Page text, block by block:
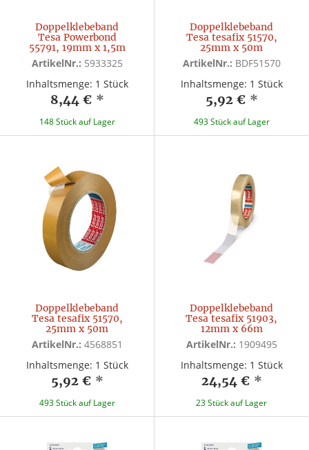
Doppelklebeband
Tesa Powerbond
55791, 19mm x 1,5m
ArtikelNr.: 5933325
Inhaltsmenge: 1 Stück
8,44 € *
148 Stück auf Lager
Doppelklebeband
Tesa tesafix 51570,
25mm x 50m
ArtikelNr.: BDF51570
Inhaltsmenge: 1 Stück
5,92 € *
493 Stück auf Lager
Doppelklebeband
Tesa tesafix 51570,
25mm x 50m
ArtikelNr.: 4568851
Inhaltsmenge: 1 Stück
5,92 € *
493 Stück auf Lager
Doppelklebeband
Tesa tesafix 51903,
12mm x 66m
ArtikelNr.: 1909495
Inhaltsmenge: 1 Stück
24,54 € *
23 Stück auf Lager